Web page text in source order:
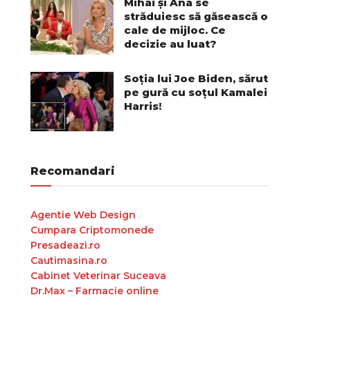
străduiesc să găsească o
cale de mijloc. Ce
decizie au luat?
Soția lui Joe Biden, sărut
pe gură cu soțul Kamalei
Harris!
Recomandari
Agentie Web Design
Cumpara Criptomonede
Presadeazi.ro
Cautimasina.ro
Cabinet Veterinar Suceava
Dr.Max – Farmacie online